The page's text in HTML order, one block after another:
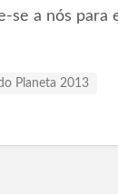
se a nós
Planeta 2013